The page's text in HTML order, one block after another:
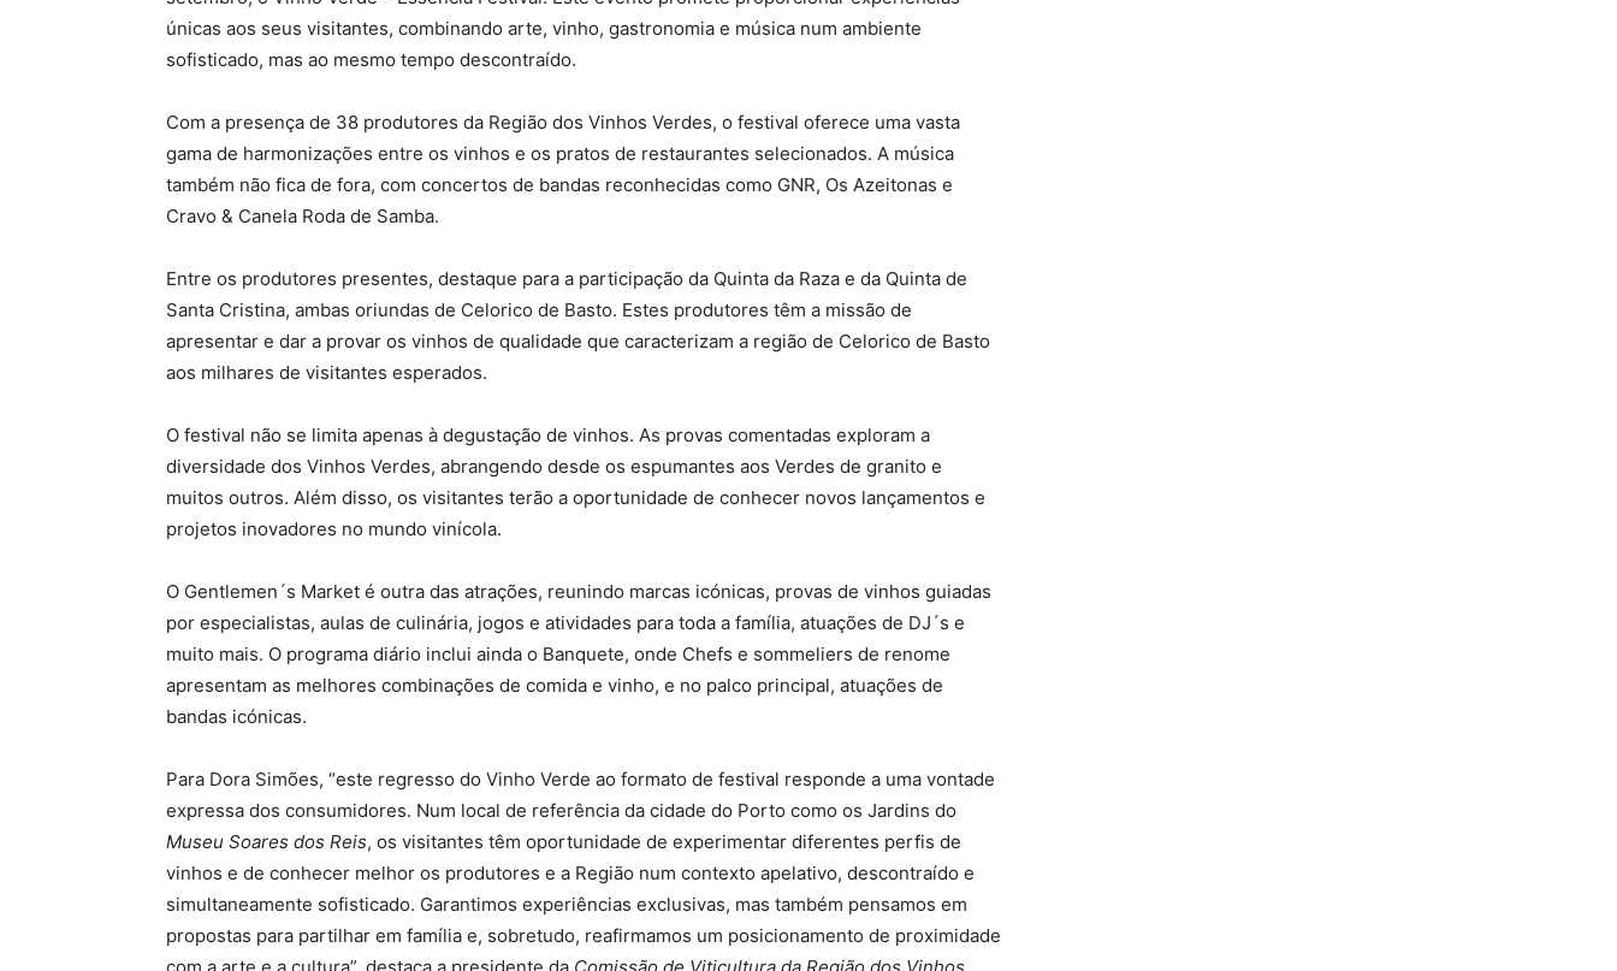
únicas aos seus visitantes, combinando arte, vinho, gastronomia e música num ambiente
sofisticado, mas ao mesmo tempo descontraído.
Com a presença de 38 produtores da Região dos Vinhos Verdes, o festival oferece uma vasta
gama de harmonizações entre os vinhos e os pratos de restaurantes selecionados. A música
também não fica de fora, com concertos de bandas reconhecidas como GNR, Os Azeitonas e
Cravo & Canela Roda de Samba.
Entre os produtores presentes, destaque para a participação da Quinta da Raza e da Quinta de
Santa Cristina, ambas oriundas de Celorico de Basto. Estes produtores têm a missão de
apresentar e dar a provar os vinhos de qualidade que caracterizam a região de Celorico de Basto
aos milhares de visitantes esperados.
O festival não se limita apenas à degustação de vinhos. As provas comentadas exploram a
diversidade dos Vinhos Verdes, abrangendo desde os espumantes aos Verdes de granito e
muitos outros. Além disso, os visitantes terão a oportunidade de conhecer novos lançamentos e
projetos inovadores no mundo vinícola.
O Gentlemen´s Market é outra das atrações, reunindo marcas icónicas, provas de vinhos guiadas
por especialistas, aulas de culinária, jogos e atividades para toda a família, atuações de DJ´s e
muito mais. O programa diário inclui ainda o Banquete, onde Chefs e sommeliers de renome
apresentam as melhores combinações de comida e vinho, e no palco principal, atuações de
bandas icónicas.
Para Dora Simões, “este regresso do Vinho Verde ao formato de festival responde a uma vontade
expressa dos consumidores. Num local de referência da cidade do Porto como os Jardins do
Museu Soares dos Reis, os visitantes têm oportunidade de experimentar diferentes perfis de
vinhos e de conhecer melhor os produtores e a Região num contexto apelativo, descontraído e
simultaneamente sofisticado. Garantimos experiências exclusivas, mas também pensamos em
propostas para partilhar em família e, sobretudo, reafirmamos um posicionamento de proximidade